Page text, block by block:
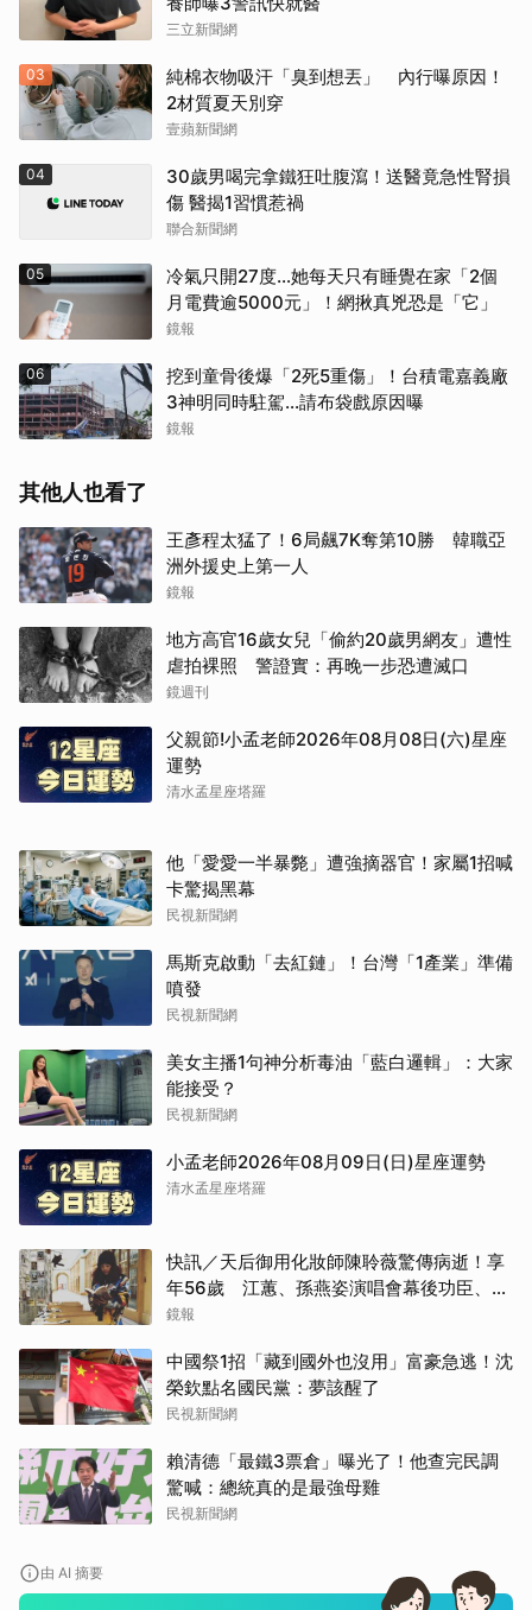
三立新聞網
03
純棉衣物吸汗「臭到想丟」 內行曝原因！
2材質夏天別穿
壹蘋新聞網
04
30歲男喝完拿鐵狂吐腹瀉！送醫竟急性腎損
傷 醫揭1習慣惹禍
聯合新聞網
05
冷氣只開27度…她每天只有睡覺在家「2個
月電費逾5000元」！網揪真兇恐是「它」
鏡報
06
挖到童骨後爆「2死5重傷」！台積電嘉義廠
3神明同時駐駕...請布袋戲原因曝
鏡報
其他人也看了
王彥程太猛了！6局飆7K奪第10勝 韓職亞
洲外援史上第一人
鏡報
地方高官16歲女兒「偷約20歲男網友」遭性
虐拍裸照 警證實：再晚一步恐遭滅口
鏡週刊
父親節!小孟老師2026年08月08日(六)星座
運勢
清水孟星座塔羅
他「愛愛一半暴斃」遭強摘器官！家屬1招喊
卡驚揭黑幕
民視新聞網
馬斯克啟動「去紅鏈」！台灣「1產業」準備
噴發
民視新聞網
美女主播1句神分析毒油「藍白邏輯」：大家
能接受？
民視新聞網
小孟老師2026年08月09日(日)星座運勢
清水孟星座塔羅
快訊／天后御用化妝師陳聆薇驚傳病逝！享
年56歲 江蕙、孫燕姿演唱會幕後功臣、蔡
健雅崩潰難接受
鏡報
中國祭1招「藏到國外也沒用」富豪急逃！沈
榮欽點名國民黨：夢該醒了
民視新聞網
賴清德「最鐵3票倉」曝光了！他查完民調
驚喊：總統真的是最強母雞
民視新聞網
由 AI 摘要